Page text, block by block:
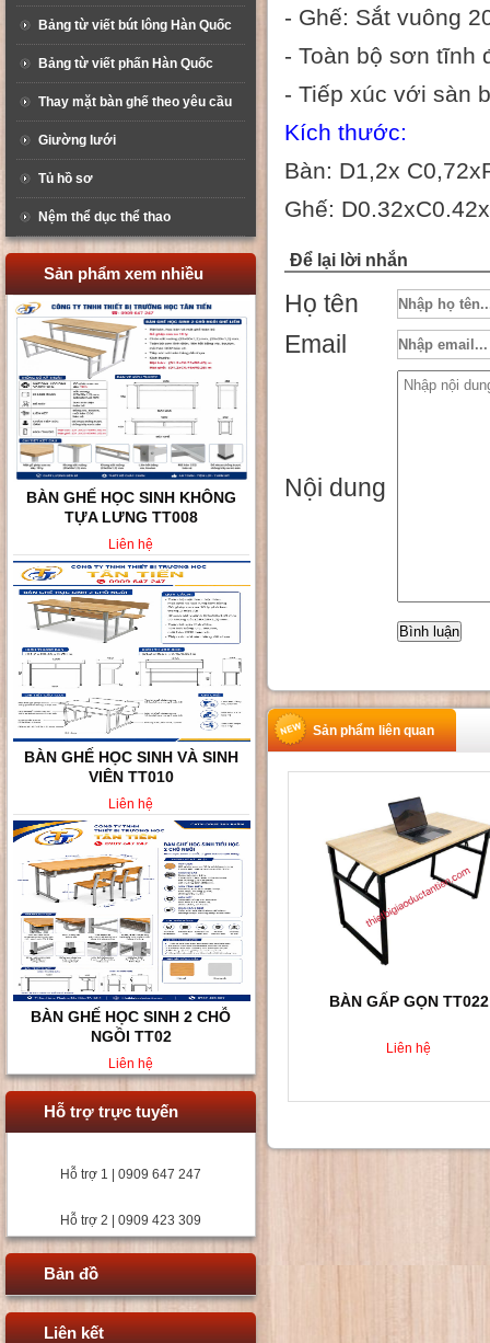
Bảng từ viết bút lông Hàn Quốc
Bảng từ viết phấn Hàn Quốc
Thay mặt bàn ghế theo yêu cầu
Giường lưới
Tủ hồ sơ
Nệm thể dục thể thao
Sản phẩm xem nhiều
BÀN GHẾ HỌC SINH KHÔNG
TỰA LƯNG TT008
Liên hệ
BÀN GHẾ HỌC SINH VÀ SINH
VIÊN TT010
Liên hệ
BÀN GHẾ HỌC SINH 2 CHỖ
NGỒI TT02
Liên hệ
Hỗ trợ trực tuyến
Hỗ trợ 1 | 0909 647 247
Hỗ trợ 2 | 0909 423 309
Bản đồ
Liên kết
- Ghế: Sắt vuông
- Toàn bộ sơn tĩnh
- Tiếp xúc với sàn
Kích thước:
Bàn: D1,2x
Ghế:
Để lại lời nhắn
Họ tên
Email
Nội dung
Sản phẩm liên quan
BÀN GẤP GỌN TT022
Liên hệ